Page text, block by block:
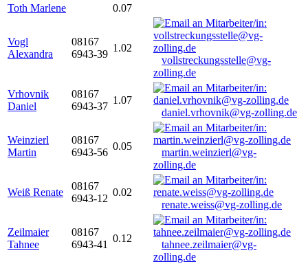
Toth Marlene
0.07
Vogl
Alexandra
08167
6943-39
1.02
vollstreckungsstelle@vg-
zolling.de
Vrhovnik
Daniel
08167
6943-37
1.07
daniel.vrhovnik@vg-zolling.de
Weinzierl
Martin
08167
6943-56
0.05
martin.weinzierl@vg-
zolling.de
Weiß Renate
08167
6943-12
0.02
renate.weiss@vg-zolling.de
Zeilmaier
Tahnee
08167
6943-41
0.12
tahnee.zeilmaier@vg-
zolling.de